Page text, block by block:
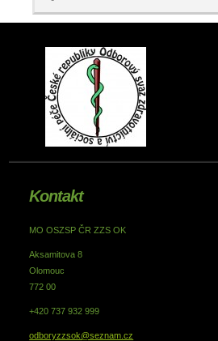
Kontakt
MO OSZSP ČR ZZS OK
Aksamitova 8
Olomouc
772 00
+420 737 932 999
odboryzzsok@seznam.cz